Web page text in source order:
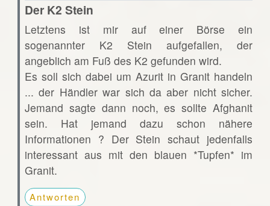
Der K2 Stein
Letztens ist mir auf einer Börse ein
sogenannter K2 Stein aufgefallen, der
angeblich am Fuß des K2 gefunden wird.
Es soll sich dabei um Azurit in Granit handeln
... der Händler war sich da aber nicht sicher.
Jemand sagte dann noch, es sollte Afghanit
sein. Hat jemand dazu schon nähere
Informationen ? Der Stein schaut jedenfalls
interessant aus mit den blauen *Tupfen* im
Granit.
Antworten